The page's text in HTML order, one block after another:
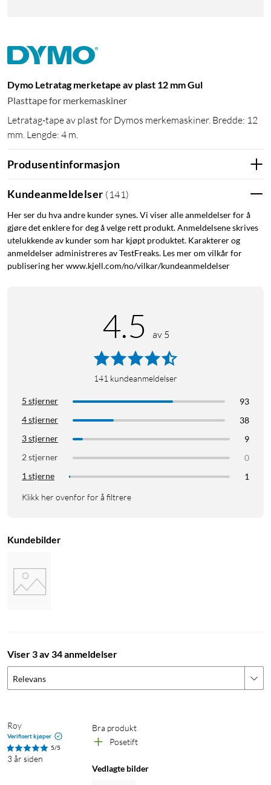
Dymo Letratag merketape av plast 12 mm Gul
Plasttape for merkemaskiner
Letratag-tape av plast for Dymos merkemaskiner. Bredde: 12
mm. Lengde: 4 m.
Produsentinformasjon
Kundeanmeldelser ( 141 )
Her ser du hva andre kunder synes. Vi viser alle anmeldelser for å
gjøre det enklere for deg å velge rett produkt. Anmeldelsene skrives
utelukkende av kunder som har kjøpt produktet. Karakterer og
anmeldelser administreres av TestFreaks. Les mer om vilkår for
publisering her www.kjell.com/no/vilkar/kundeanmeldelser
4.5 av 5
141 kundeanmeldelser
5 stjerner
93
4 stjerner
38
3 stjerner
9
2 stjerner
0
1 stjerne
1
Klikk her ovenfor for å filtrere
Kundebilder
Viser 3 av 34 anmeldelser
Relevans
Roy
Verifisert kjøper
5/5
3 år siden
Bra produkt
Posetift
Vedlagte bilder